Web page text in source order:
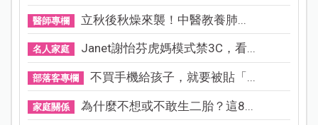
醫師專欄 立秋後秋燥來襲！中醫教養肺...
名人家庭 Janet謝怡芬虎媽模式禁3C，看...
部落客專欄 不買手機給孩子，就要被貼「...
家庭關係 為什麼不想或不敢生二胎？這8...